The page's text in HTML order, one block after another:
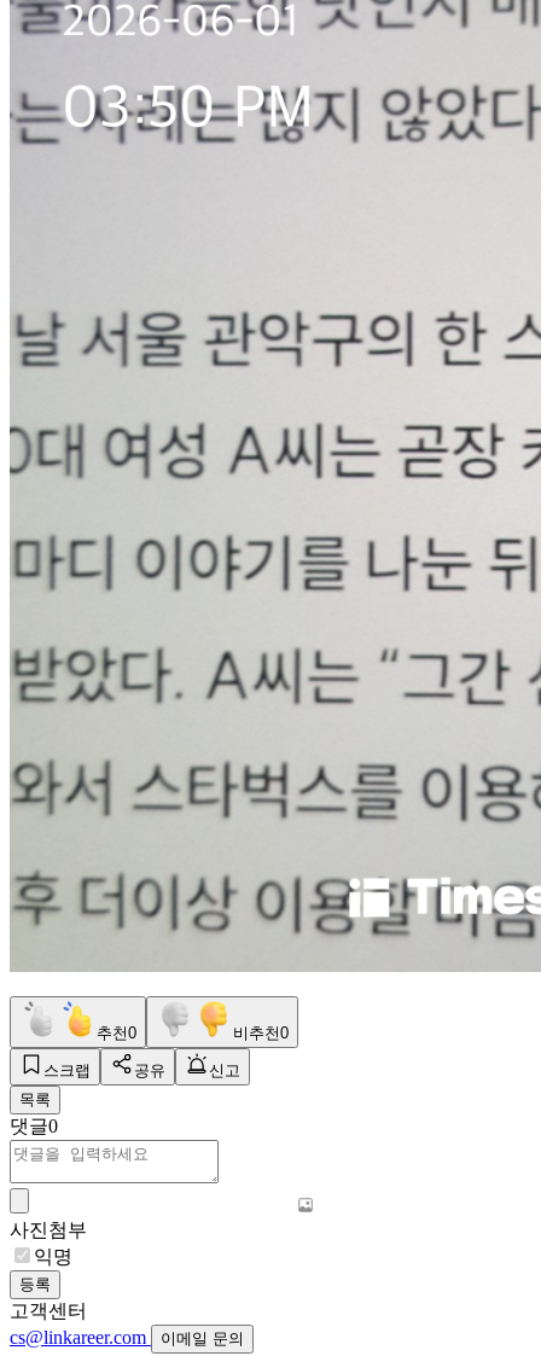
추천0 비추천0
스크랩 공유
신고
목록
댓글0
사진첨부
익명
등록
고객센터
cs@linkareer.com
이메일 문의